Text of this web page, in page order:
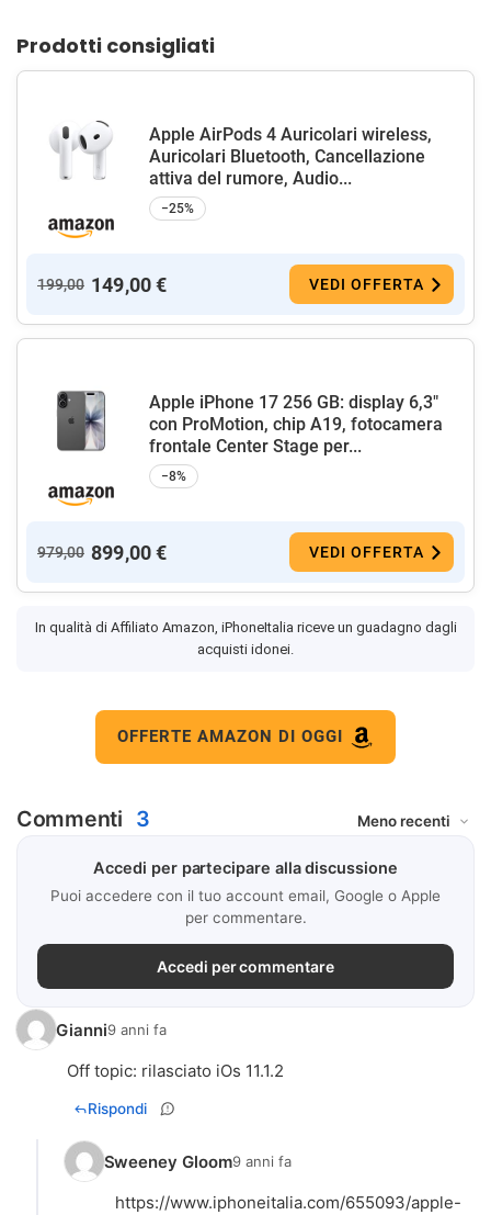
Prodotti consigliati
Apple AirPods 4 Auricolari wireless,
Auricolari Bluetooth, Cancellazione
attiva del rumore, Audio...
−25%
199,00 149,00 € VEDI OFFERTA
Apple iPhone 17 256 GB: display 6,3"
con ProMotion, chip A19, fotocamera
frontale Center Stage per...
−8%
979,00 899,00 € VEDI OFFERTA
In qualità di Affiliato Amazon, iPhoneItalia riceve un guadagno dagli
acquisti idonei.
OFFERTE AMAZON DI OGGI
Commenti 3
Accedi per partecipare alla discussione
Puoi accedere con il tuo account email, Google o Apple
per commentare.
Accedi per commentare
Gianni9 anni fa
Off topic: rilasciato iOs 11.1.2
Rispondi
Sweeney Gloom9 anni fa
https://www.iphoneitalia.com/655093/apple-